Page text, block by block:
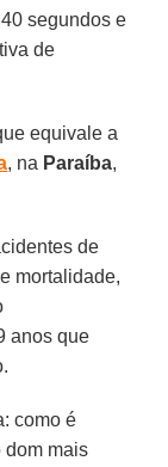
segundos e
de
equivale a
, na Paraíba,
de
mortalidade,
anos que
como é
dom mais